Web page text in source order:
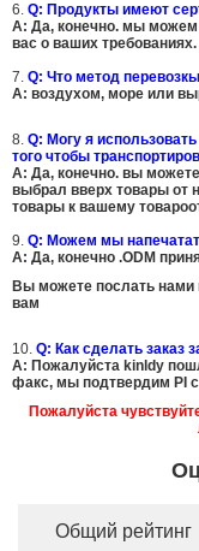
6. Q: Продукты имеют
A: Да, конечно. мы можем
вас о ваших требованиях.
7. Q: Что метод
A: воздухом, море или
8. Q: Могу я
того чтобы
A: Да, конечно. вы
выбрал вверх товары
товары к вашему
9. Q: Можем мы
A: Да, конечно .ODM
Вы можете послать нами
вам
10. Q: Как сделать заказ
A: Пожалуйста kinldy
факс, мы подтвердим PI
Пожалуйста
Общий рейтинг